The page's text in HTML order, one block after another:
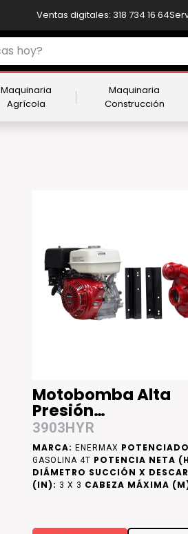
Ventas digitales: 318 734 16 64
Maquinaria
Agrícola
Maquinaria
Construcción
Motobomba Alta
Presión
Desensamblada
3903HYR
MARCA: ENERMAX
GASOLINA 4T POTENCIA NETA
DIÁMETRO SUCCIÓN X
(IN): 3 X 3 CABEZA MÁXIMA